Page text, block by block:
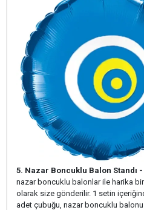
5. Nazar Boncuklu Balon Standı -
nazar boncuklu balonlar ile harika
olarak size gönderilir. 1 setin
adet çubuğu, nazar boncuklu balonu